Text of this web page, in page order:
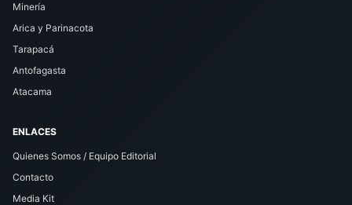
Minería
Arica y Parinacota
Tarapacá
Antofagasta
Atacama
ENLACES
Quienes Somos / Equipo Editorial
Contacto
Media Kit